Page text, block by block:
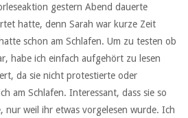
gestern Abend dauerte
hatte, denn Sarah war kurze Zeit
schon am Schlafen. Um zu testen ob
habe ich einfach aufgehört zu lesen
da sie nicht protestierte oder
am Schlafen. Interessant, dass sie so
nur weil ihr etwas vorgelesen wurde. Ich